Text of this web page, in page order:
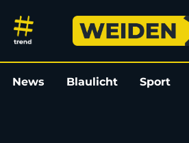
Unfallflucht in
News Blaulicht Sport